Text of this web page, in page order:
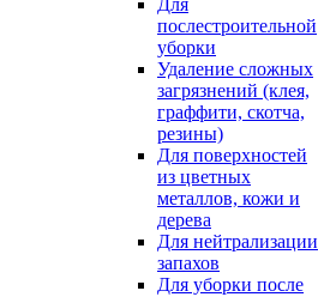
Для
послестроительной
уборки
Удаление сложных
загрязнений (клея,
граффити, скотча,
резины)
Для поверхностей
из цветных
металлов, кожи и
дерева
Для нейтрализации
запахов
Для уборки после